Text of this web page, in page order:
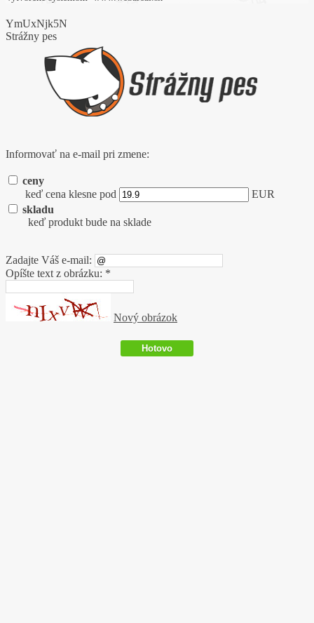
YmUxNjk5N
Strážny pes
Informovať na e-mail pri zmene:
ceny
keď cena klesne pod
EUR
skladu
keď produkt bude na sklade
Zadajte Váš e-mail:
Opíšte text z obrázku: *
Nový obrázok